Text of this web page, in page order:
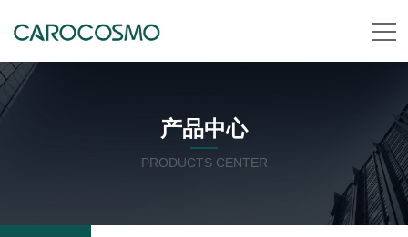
产品中心
PRODUCTS CENTER